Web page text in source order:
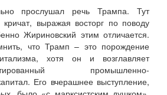
прослушал речь Трампа. Тут
выражая восторг по поводу
Жириновский этим отличается.
что Трамп – это порождение
хотя он и возглавляет
промышленно-
Его вчерашнее выступление,